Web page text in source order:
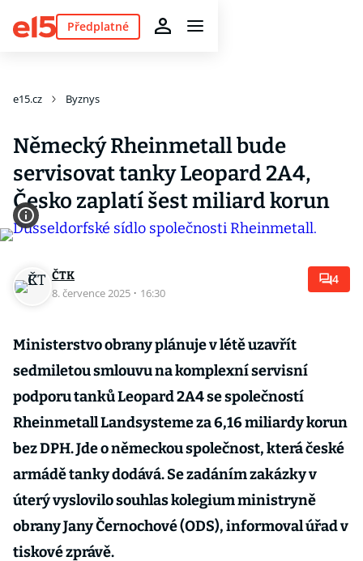
Předplatné
e15.cz Byznys
Německý Rheinmetall bude
servisovat tanky Leopard 2A4,
Česko zaplatí šest miliard korun
ČTK
8. července 2025 · 16:30
4
Ministerstvo obrany plánuje v létě uzavřít
sedmiletou smlouvu na komplexní servisní
podporu tanků Leopard 2A4 se společností
Rheinmetall Landsysteme za 6,16 miliardy korun
bez DPH. Jde o německou společnost, která české
armádě tanky dodává. Se zadáním zakázky v
úterý vyslovilo souhlas kolegium ministryně
obrany Jany Černochové (ODS), informoval úřad v
tiskové zprávě.